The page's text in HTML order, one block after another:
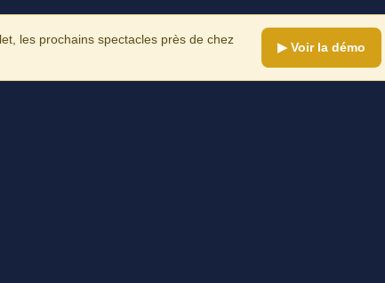
les prochains spectacles près de chez
▶ Voir la démo